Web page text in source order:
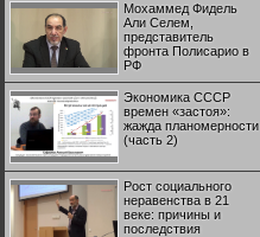
Мохаммед Фидель
Али Селем,
представитель
фронта Полисарио в
РФ
Экономика СССР
времен «застоя»:
жажда планомерности
(часть 2)
Рост социального
неравенства в 21
веке: причины и
последствия